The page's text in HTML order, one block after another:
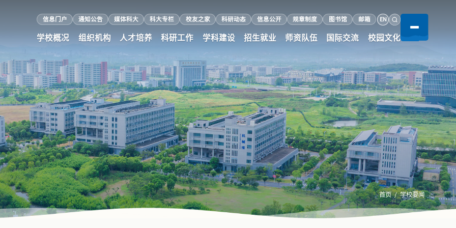
信息门户 通知公告 媒体科大 科大专栏 校友之家 科研动态 信息公开 规章制度 图书馆 邮箱 EN
学校概况 组织机构 人才培养 科研工作 学科建设 招生就业 师资队伍 国际交流 校园文化
首页 学校要闻